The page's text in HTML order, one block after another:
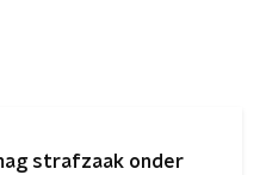
strafzaak onder